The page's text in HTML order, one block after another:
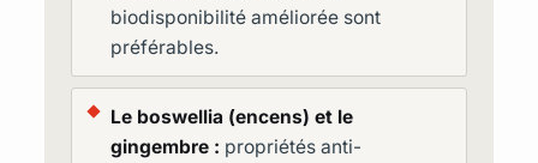
biodisponibilité améliorée sont
préférables.
Le boswellia (encens) et le
gingembre : propriétés anti-